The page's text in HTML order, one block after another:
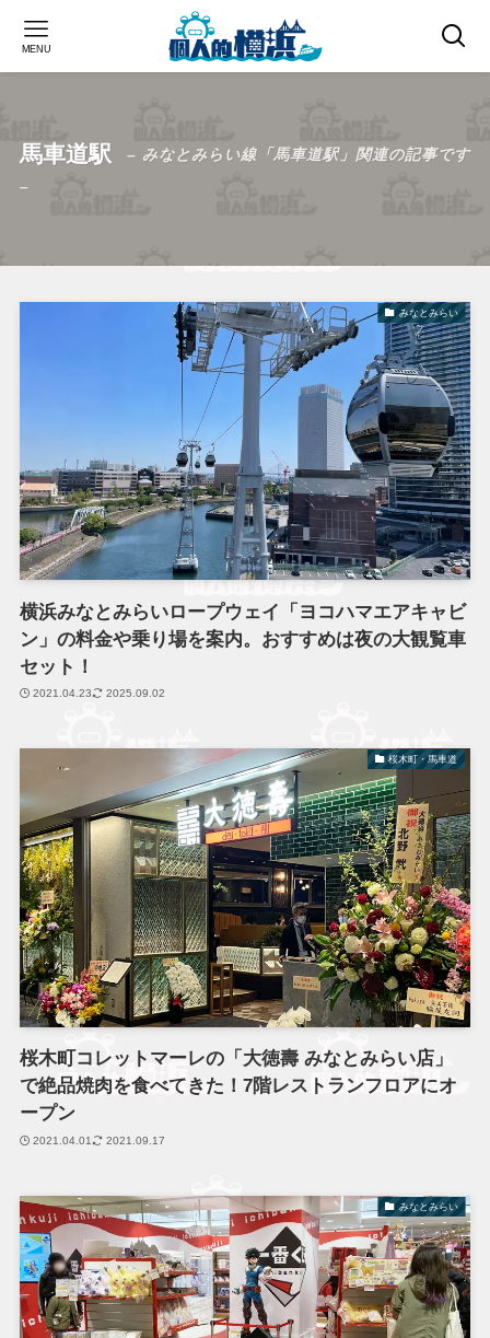
MENU
馬車道駅
– みなとみらい線「馬車道駅」関連の記事です
–
みなとみらい
横浜みなとみらいロープウェイ「ヨコハマエアキャビ
ン」の料金や乗り場を案内。おすすめは夜の大観覧車
セット！
2021.04.23 2025.09.02
桜木町・馬車道
桜木町コレットマーレの「大徳壽 みなとみらい店」
で絶品焼肉を食べてきた！7階レストランフロアにオ
ープン
2021.04.01 2021.09.17
みなとみらい